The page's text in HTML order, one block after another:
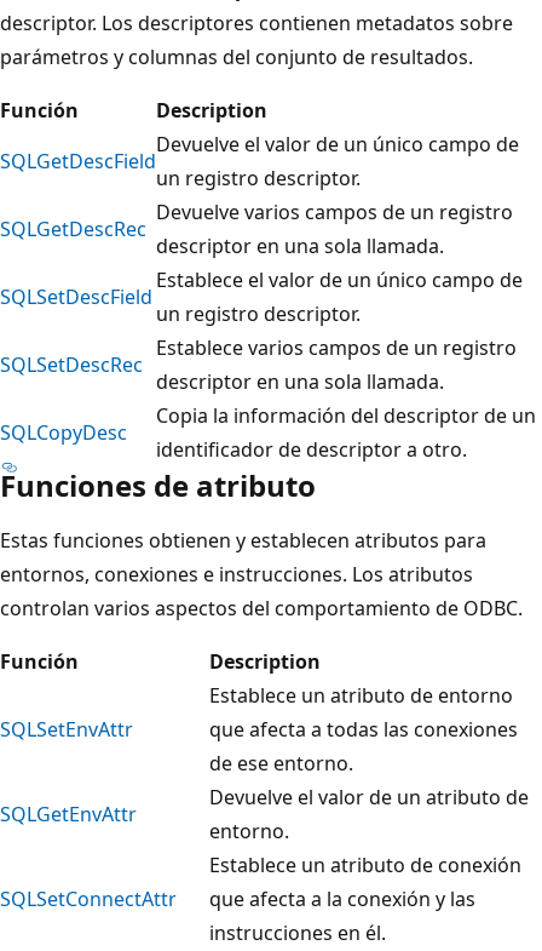
descriptor. Los descriptores contienen metadatos sobre
parámetros y columnas del conjunto de resultados.
Función
Description
SQLGetDescField
Devuelve el valor de un único campo de
un registro descriptor.
SQLGetDescRec
Devuelve varios campos de un registro
descriptor en una sola llamada.
SQLSetDescField
Establece el valor de un único campo de
un registro descriptor.
SQLSetDescRec
Establece varios campos de un registro
descriptor en una sola llamada.
SQLCopyDesc
Copia la información del descriptor de un
identificador de descriptor a otro.
Funciones de atributo
Estas funciones obtienen y establecen atributos para
entornos, conexiones e instrucciones. Los atributos
controlan varios aspectos del comportamiento de ODBC.
Función
Description
SQLSetEnvAttr
Establece un atributo de entorno
que afecta a todas las conexiones
de ese entorno.
SQLGetEnvAttr
Devuelve el valor de un atributo de
entorno.
SQLSetConnectAttr
Establece un atributo de conexión
que afecta a la conexión y las
instrucciones en él.